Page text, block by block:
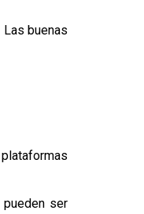
buenas
ser